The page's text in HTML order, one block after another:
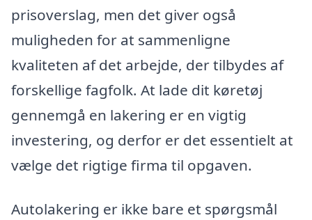
prisoverslag, men det giver også
muligheden for at sammenligne
kvaliteten af det arbejde, der tilbydes af
forskellige fagfolk. At lade dit køretøj
gennemgå en lakering er en vigtig
investering, og derfor er det essentielt at
vælge det rigtige firma til opgaven.
Autolakering er ikke bare et spørgsmål